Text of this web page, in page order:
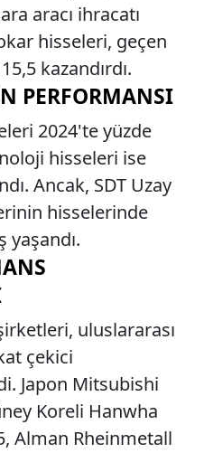
aracı ihracatı
hisseleri, geçen
kazandırdı.
PERFORMANSI
2024'te yüzde
hisseleri ise
Ancak, SDT Uzay
hisselerinde
yaşandı.
uluslararası
çekici
Japon Mitsubishi
Koreli Hanwha
Alman Rheinmetall